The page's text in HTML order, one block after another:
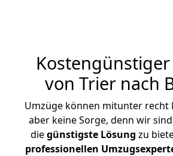
von Trier nach
Umzüge können mitunter recht
aber keine Sorge, denn wir
diegünstigste Lösung zu
professionellen